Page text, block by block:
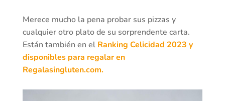
Merece mucho la pena probar sus pizzas y
cualquier otro plato de su sorprendente carta.
Están también en el Ranking Celicidad 2023 y
disponibles para regalar en
Regalasingluten.com.